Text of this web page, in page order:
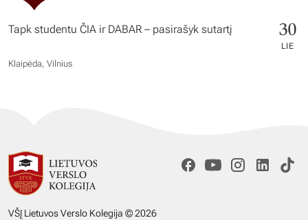
Tapk studentu ČIA ir DABAR – pasirašyk sutartį 30
LIE
Klaipėda, Vilnius
VŠĮ Lietuvos Verslo Kolegija © 2026